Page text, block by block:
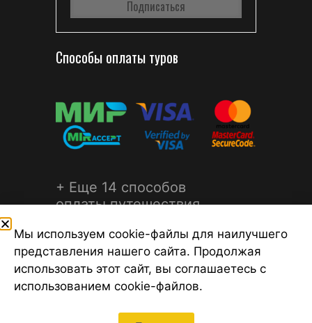
Способы оплаты туров
+ Еще 14 способов
оплаты путешествия
©2026 Турагентство Турсфера - Поиск туров от надежных
Мы используем cookie-файлы для наилучшего
представления нашего сайта. Продолжая
использовать этот сайт, вы соглашаетесь с
использованием cookie-файлов.